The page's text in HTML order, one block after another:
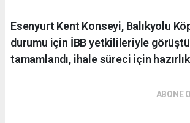
Esenyurt Kent Konseyi, Balıkyolu
durumu için İBB yetkilileriyle
tamamlandı, ihale süreci için
ABONE